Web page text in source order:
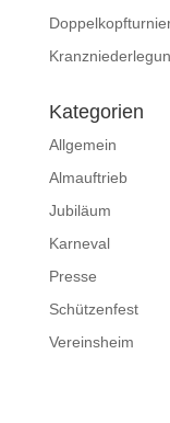
Kategorien
Allgemein
Almauftrieb
Jubiläum
Karneval
Presse
Schützenfest
Vereinsheim